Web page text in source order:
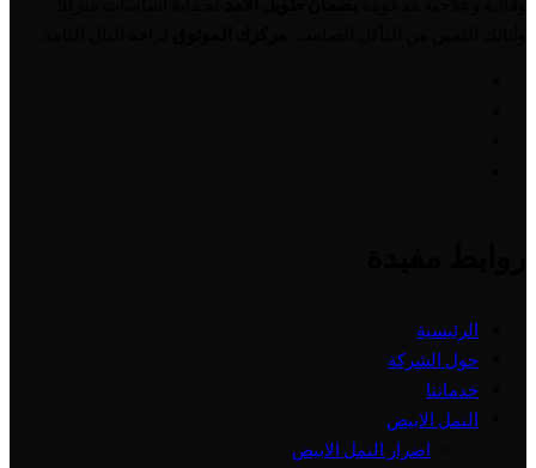
الرئيسية
حول الشركة
خدماتنا
النمل الابيض
اضرار النمل الابيض